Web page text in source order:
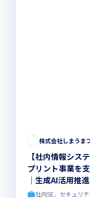
株式会社しまうま
【社内情報シス
プリント事業を
｜生成AI活用推
｜将来の情シス
社内SE、セキュリ